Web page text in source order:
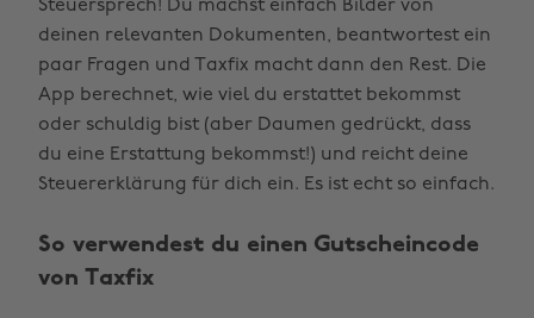
Steuersprech! Du machst einfach Bilder von
deinen relevanten Dokumenten, beantwortest ein
paar Fragen und Taxfix macht dann den Rest. Die
App berechnet, wie viel du erstattet bekommst
oder schuldig bist (aber Daumen gedrückt, dass
du eine Erstattung bekommst!) und reicht deine
Steuererklärung für dich ein. Es ist echt so einfach.
So verwendest du einen Gutscheincode
von Taxfix